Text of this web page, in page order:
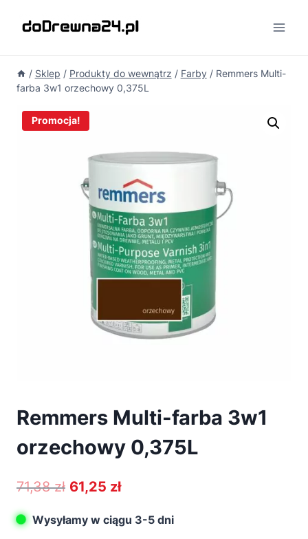
/ Sklep / Produkty do wewnątrz / Farby / Remmers Multi-
farba 3w1 orzechowy 0,375L
Promocja!
Remmers Multi-farba 3w1
orzechowy 0,375L
71,38zł Pierwotna
wynosiła:
61,25 złAktualna
wynosi:
Wysyłamy w ciągu 3-5 dni